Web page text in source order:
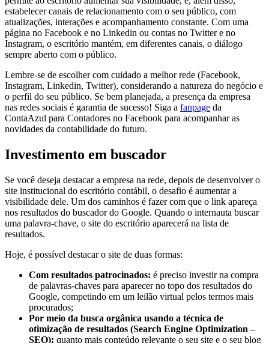
estabelecer canais de relacionamento com o seu público, com
atualizações, interações e acompanhamento constante. Com uma
página no Facebook e no Linkedin ou contas no Twitter e no
Instagram, o escritório mantém, em diferentes canais, o diálogo
sempre aberto com o público.
Lembre-se de escolher com cuidado a melhor rede (Facebook,
Instagram, Linkedin, Twitter), considerando a natureza do negócio e
o perfil do seu público. Se bem planejada, a presença da empresa
nas redes sociais é garantia de sucesso! Siga a fanpage da
ContaAzul para Contadores no Facebook para acompanhar as
novidades da contabilidade do futuro.
Investimento em buscador
Se você deseja destacar a empresa na rede, depois de desenvolver o
site institucional do escritório contábil, o desafio é aumentar a
visibilidade dele. Um dos caminhos é fazer com que o link apareça
nos resultados do buscador do Google. Quando o internauta buscar
uma palavra-chave, o site do escritório aparecerá na lista de
resultados.
Hoje, é possível destacar o site de duas formas:
Com resultados patrocinados: é preciso investir na compra
de palavras-chaves para aparecer no topo dos resultados do
Google, competindo em um leilão virtual pelos termos mais
procurados;
Por meio da busca orgânica usando a técnica de
otimização de resultados (Search Engine Optimization –
SEO): quanto mais conteúdo relevante o seu site e o seu blog